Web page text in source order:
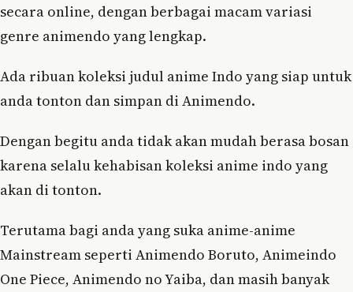
secara online, dengan berbagai macam variasi
genre animendo yang lengkap.
Ada ribuan koleksi judul anime Indo yang siap untuk
anda tonton dan simpan di Animendo.
Dengan begitu anda tidak akan mudah berasa bosan
karena selalu kehabisan koleksi anime indo yang
akan di tonton.
Terutama bagi anda yang suka anime-anime
Mainstream seperti Animendo Boruto, Animeindo
One Piece, Animendo no Yaiba, dan masih banyak